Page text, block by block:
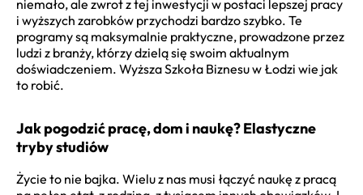
niemało, ale zwrot z tej inwestycji w postaci lepszej pracy
i wyższych zarobków przychodzi bardzo szybko. Te
programy są maksymalnie praktyczne, prowadzone przez
ludzi z branży, którzy dzielą się swoim aktualnym
doświadczeniem. Wyższa Szkoła Biznesu w Łodzi wie jak
to robić.
Jak pogodzić pracę, dom i naukę? Elastyczne
tryby studiów
Życie to nie bajka. Wielu z nas musi łączyć naukę z pracą